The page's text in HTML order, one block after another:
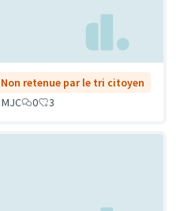
Non retenue par le tri citoyen
0 3